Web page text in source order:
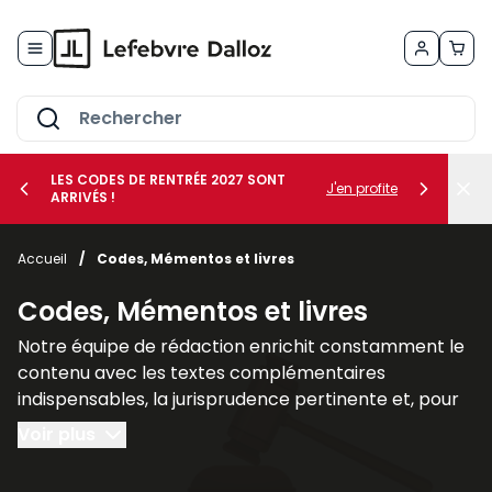
le sous-menu Vos métiers
le sous-menu Vos besoins
LES CODES DE RENTRÉE 2027 SONT
ARRIVÉS !
J'en profite
Accueil / Codes, Mémentos et livres
Codes, Mémentos et livres
Notre équipe de rédaction enrichit constamment le
contenu avec les textes complémentaires
indispensables, la jurisprudence pertinente et, pour
un nombre croissant de titres, des commentaires
explicatifs.